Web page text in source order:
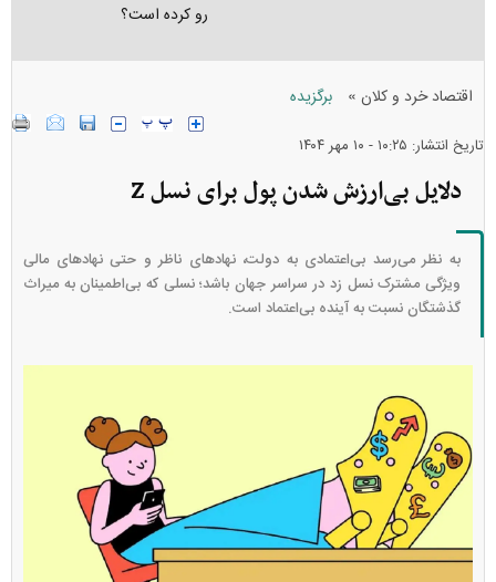
رو کرده است؟
اقتصاد خرد و کلان » برگزیده
تاریخ انتشار: ۱۰:۲۵ - ۱۰ مهر ۱۴۰۴
دلایل بی‌ارزش شدن پول برای نسل Z
به نظر می‌رسد بی‌اعتمادی به دولت، نهاد‌های ناظر و حتی نهاد‌های مالی
ویژگی مشترک نسل زد در سراسر جهان باشد؛ نسلی که بی‌اطمینان به میراث
گذشتگان نسبت به آینده بی‌اعتماد است.